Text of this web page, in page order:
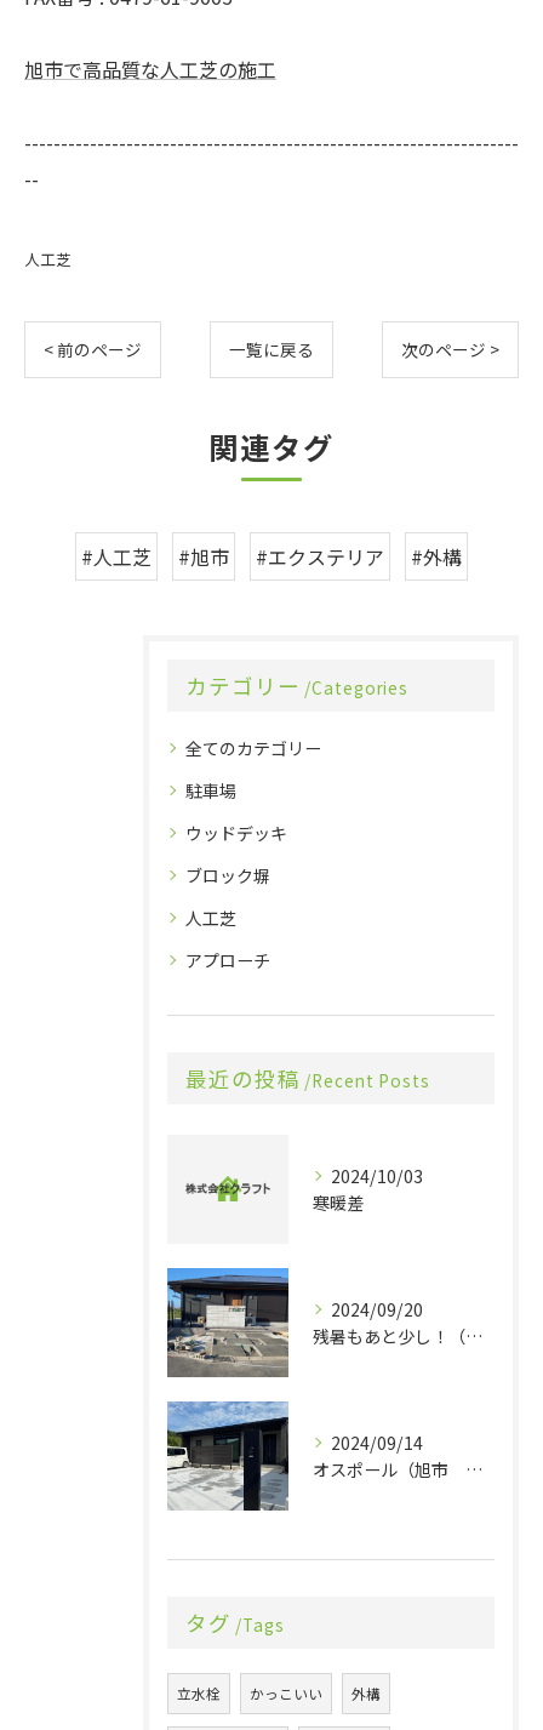
旭市で高品質な人工芝の施工
--------------------------------------------------------------------
--
人工芝
< 前のページ 一覧に戻る 次のページ >
関連タグ
#人工芝 #旭市 #エクステリア #外構
カテゴリー Categories
全てのカテゴリー
駐車場
ウッドデッキ
ブロック塀
人工芝
アプローチ
最近の投稿 Recent Posts
2024/10/03
寒暖差
2024/09/20
残暑もあと少し！（旭市 エクステリア 外構）
2024/09/14
オスポール（旭市 エクステリア 外構）
タグ Tags
立水栓 かっこいい 外構